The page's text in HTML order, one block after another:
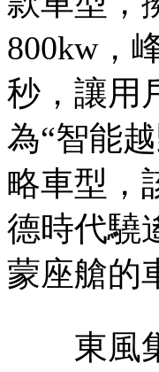
800kw，
秒，讓用
為“智能
略車型，
德時代驍
蒙座艙的
東風集